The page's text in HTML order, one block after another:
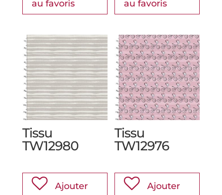
au favoris
au favoris
Tissu
TW12980
Ajouter
Tissu
TW12976
Ajouter